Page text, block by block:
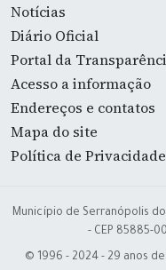
Notícias
Diário Oficial
Portal da
Acesso a informação
Endereços e contatos
Mapa do site
Política de Privacidade
Município de Serranópolis do
- CEP 85885-
© 1996 - 2024 - 29 anos